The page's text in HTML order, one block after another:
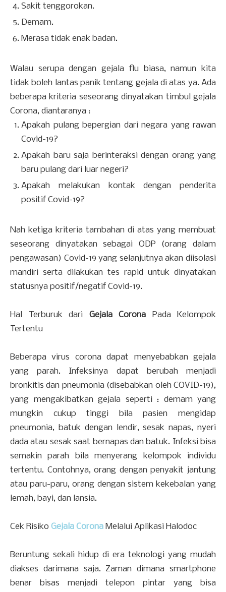
Sakit tenggorokan.
Demam.
Merasa tidak enak badan.
Walau serupa dengan gejala flu biasa, namun kita
tidak boleh lantas panik tentang gejala di atas ya. Ada
beberapa kriteria seseorang dinyatakan timbul gejala
Corona, diantaranya :
Apakah pulang bepergian dari negara yang rawan
Covid-19?
Apakah baru saja berinteraksi dengan orang yang
baru pulang dari luar negeri?
Apakah melakukan kontak dengan penderita
positif Covid-19?
Nah ketiga kriteria tambahan di atas yang membuat
seseorang dinyatakan sebagai ODP (orang dalam
pengawasan) Covid-19 yang selanjutnya akan diisolasi
mandiri serta dilakukan tes rapid untuk dinyatakan
statusnya positif/negatif Covid-19.
Hal Terburuk dari Gejala Corona Pada Kelompok
Tertentu
Beberapa virus corona dapat menyebabkan gejala
yang parah. Infeksinya dapat berubah menjadi
bronkitis dan pneumonia (disebabkan oleh COVID-19),
yang mengakibatkan gejala seperti : demam yang
mungkin cukup tinggi bila pasien mengidap
pneumonia, batuk dengan lendir, sesak napas, nyeri
dada atau sesak saat bernapas dan batuk. Infeksi bisa
semakin parah bila menyerang kelompok individu
tertentu. Contohnya, orang dengan penyakit jantung
atau paru-paru, orang dengan sistem kekebalan yang
lemah, bayi, dan lansia.
Cek Risiko Gejala Corona Melalui Aplikasi Halodoc
Beruntung sekali hidup di era teknologi yang mudah
diakses darimana saja. Zaman dimana smartphone
benar bisas menjadi telepon pintar yang bisa